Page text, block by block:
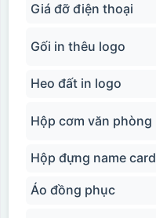
Giá đỡ điện thoại
Gối in thêu logo
Heo đất in logo
Hộp cơm văn phòng
Hộp đựng name card
Áo đồng phục